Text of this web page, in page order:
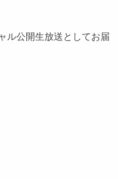
ル公開生放送としてお届